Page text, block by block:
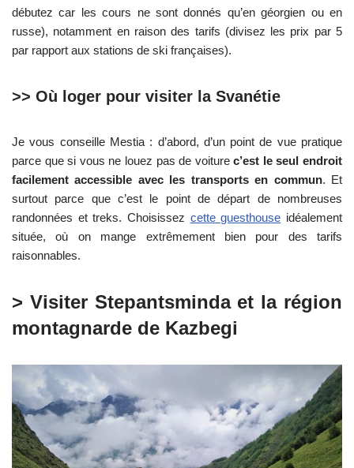
débutez car les cours ne sont donnés qu’en géorgien ou en
russe), notamment en raison des tarifs (divisez les prix par 5
par rapport aux stations de ski françaises).
>> Où loger pour visiter la Svanétie
Je vous conseille Mestia : d’abord, d’un point de vue pratique
parce que si vous ne louez pas de voiturec’est le seul endroit
facilement accessible avec les transports en commun. Et
surtout parce que c’est le point de départ de nombreuses
randonnées et treks. Choisissez cette guesthouse idéalement
située, où on mange extrêmement bien pour des tarifs
raisonnables.
> Visiter Stepantsminda et la région
montagnarde de Kazbegi